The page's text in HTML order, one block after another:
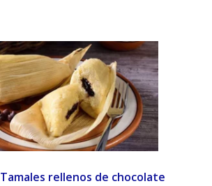
Tamales rellenos de chocolate